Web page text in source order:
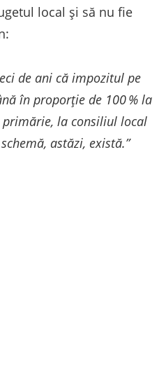
local și să nu fie
de ani că impozitul pe
în proporție de 100 % la
la consiliul local
astăzi, există.”